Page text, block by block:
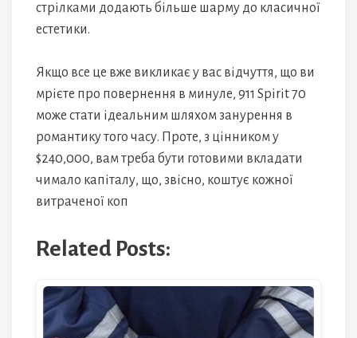
стрілками додають більше шарму до класичної
естетики.
Якщо все це вже викликає у вас відчуття, що ви
мрієте про повернення в минуле, 911 Spirit 70
може стати ідеальним шляхом занурення в
романтику того часу. Проте, з цінником у
$240,000, вам треба бути готовими вкладати
чимало капіталу, що, звісно, коштує кожної
витраченої коп
Related Posts: